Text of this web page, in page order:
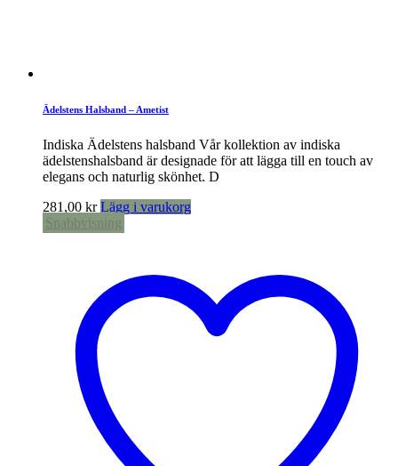
Ädelstens Halsband – Ametist
Indiska Ädelstens halsband Vår kollektion av indiska
ädelstenshalsband är designade för att lägga till en touch av
elegans och naturlig skönhet. D
281,00 kr Lägg i varukorg
Snabbvisning